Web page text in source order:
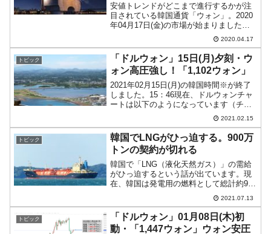
安値トレンドがどこまで進行するかが注
目されている韓国通貨「ウォン」。2020
年04月17日(金)の市場が始まりました。
10：08現在（日本時間）、ドルウォンチ
ャートは以下のようになっています（チ
ャートは『Investing.com』より引用...
2020.04.17
トピック
「ドルウォン」15日(月)夕刻・ウ
ォン高圧強し！「1,102ウォン」
2021年02月15日(月)の韓国時間※が終了
しました。15：46現在、ドルウォンチャ
ートは以下のようになっています（チャ
ートは『Investing.com』より引用：以下
同）。陰線となって、およそ「1ドル＝
1,102ウォン」でもんでいます...
2021.02.15
トピック
韓国でLNGがひっ迫する。900万
トンの契約が切れる
韓国で「LNG（液化天然ガス）」の需給
がひっ迫するという話が出ています。現
在、韓国は発電用の燃料として総計約900
万トンのLNGを契約しています。カター
ル：492万トンオマーン：406万トン小
計：898万トン※韓国のLNG需要の25％
に当た...
2021.07.13
トピック
「ドルウォン」01月08日(木)初
動・「1,447ウォン」ウォン安圧